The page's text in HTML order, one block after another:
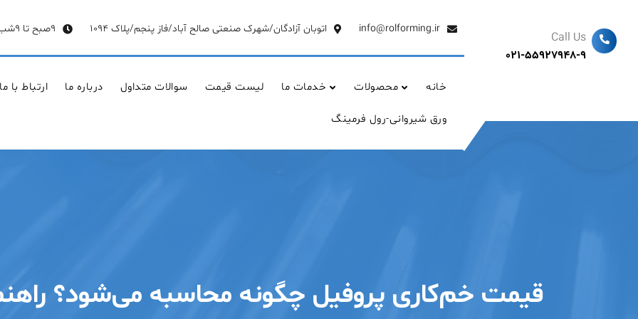
content
info@rolforming.ir اتوبان آزادگان/شهرک صنعتی صالح آباد/فاز پنجم/پلاک 1094 9صبح تا 9شب
خانه محصولات خدمات ما لیست قیمت سوالات متداول درباره ما ارتباط با ما
ورق شیروانی-رول فرمینگ
Call Us
021-55927948-9
قیمت خم‌کاری پروفیل چگونه محاسبه می‌شود؟